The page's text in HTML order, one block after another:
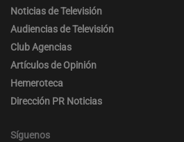
Noticias de Televisión
Audiencias de Televisión
Club Agencias
Artículos de Opinión
Hemeroteca
Dirección PR Noticias
Síguenos